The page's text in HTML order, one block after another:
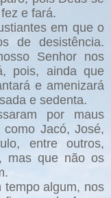
e fará.
em que o
de desistência.
Senhor nos
pois, ainda que
e amenizará
e sedenta.
por maus
como Jacó, José,
entre outros,
mas que não os
tempo algum, nos